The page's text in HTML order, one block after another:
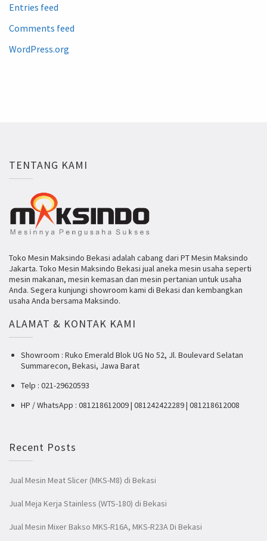
Entries feed
Comments feed
WordPress.org
TENTANG KAMI
Toko Mesin Maksindo Bekasi adalah cabang dari PT Mesin Maksindo
Jakarta. Toko Mesin Maksindo Bekasi jual aneka mesin usaha seperti
mesin makanan, mesin kemasan dan mesin pertanian untuk usaha
Anda. Segera kunjungi showroom kami di Bekasi dan kembangkan
usaha Anda bersama Maksindo.
ALAMAT & KONTAK KAMI
Showroom : Ruko Emerald Blok UG No 52, Jl. Boulevard Selatan
Summarecon, Bekasi, Jawa Barat
Telp : 021-29620593
HP / WhatsApp : 081218612009 | 081242422289 | 081218612008
Recent Posts
Jual Mesin Meat Slicer (MKS-M8) di Bekasi
Jual Meja Kerja Stainless (WTS-180) di Bekasi
Jual Mesin Mixer Bakso MKS-R16A, MKS-R23A Di Bekasi